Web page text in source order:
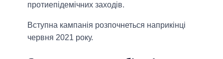
протиепідемічних заходів.
Вступна кампанія розпочнеться наприкінці
червня 2021 року.